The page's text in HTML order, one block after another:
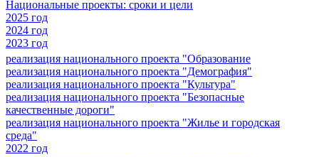
Национальные проекты: сроки и цели
2025 год
2024 год
2023 год
реализация национального проекта "Образование
реализация национального проекта "Демография"
реализация национального проекта "Культура"
реализация национального проекта "Безопасные
качественные дороги"
реализация национального проекта "Жилье и городская
среда"
2022 год